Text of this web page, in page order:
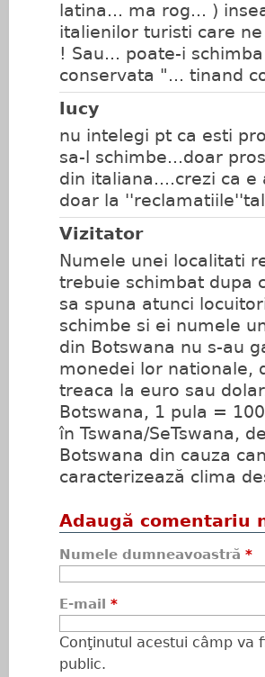
latina... ma rog... )
italienilor turisti care
! Sau... poate-i
conservata "... tinand
lucy
nu intelegi pt ca esti
sa-l schimbe...doar
din italiana....crezi ca e
doar la
Vizitator
Numele unei localitati
trebuie schimbat dupa
sa spuna atunci
schimbe si ei numele
din Botswana nu s-au
monedei lor nationale,
treaca la euro sau
Botswana, 1 pula =
în Tswana/SeTswana,
Botswana din cauza
caracterizează clima
Adaugă comentariu
Numele dumneavoastră *
E-mail *
Conţinutul acestui câmp va
public.